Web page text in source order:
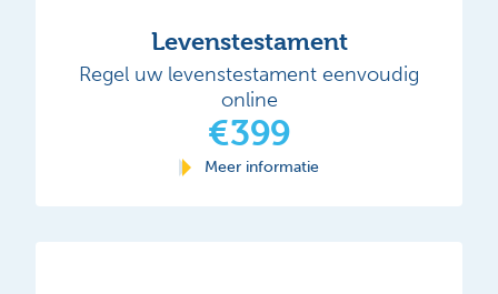
Levenstestament
Regel uw levenstestament eenvoudig
online
€399
Meer informatie